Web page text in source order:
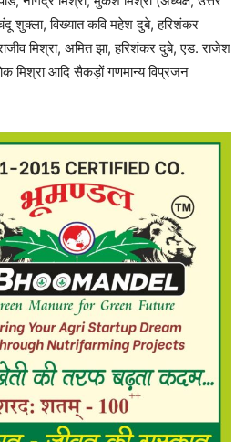
शुक्ला, विख्यात कवि महेश दुबे, हरिशंकर
राजीव मिश्रा, अमित झा, हरिशंकर दुबे, एड. राजेश
मिश्रा आदि सैकड़ों गणमान्य विप्रजन